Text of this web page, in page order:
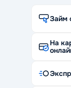
Займ
На